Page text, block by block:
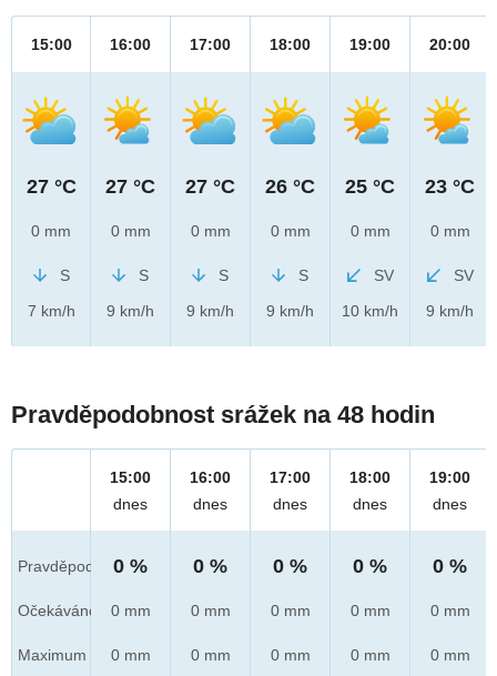
15:00
27 °C
0 mm
S
7 km/h
16:00
27 °C
0 mm
S
9 km/h
17:00
27 °C
0 mm
S
9 km/h
18:00
26 °C
0 mm
S
9 km/h
19:00
25 °C
0 mm
SV
10 km/h
20:00
23 °C
0 mm
SV
9 km/h
Pravděpodobnost srážek na 48 hodin
Pravděpod.
Očekáváno
Maximum
15:00
dnes
0 %
0 mm
0 mm
16:00
dnes
0 %
0 mm
0 mm
17:00
dnes
0 %
0 mm
0 mm
18:00
dnes
0 %
0 mm
0 mm
19:00
dnes
0 %
0 mm
0 mm